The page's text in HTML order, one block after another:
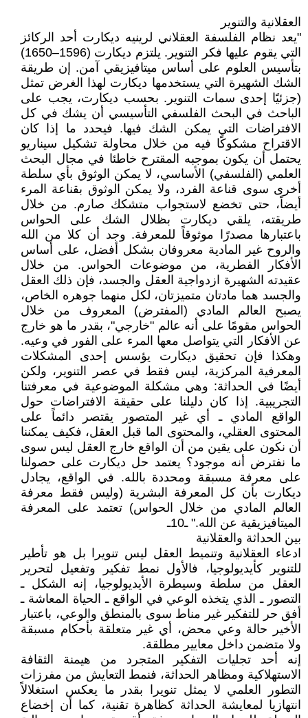
العقلانية والتنوير
"يعد نظام الفلسفة العقلاني لرينيه ديكارت أحد الركائز
التي يقوم عليها فكر التنوير. يلتزم ديكارت (1596–1650)
بتأسيس العلوم على أساس ميتافيزيقي آمن. إن طريقة
الشك الشهيرة التي يستخدمها ديكارت لهذا الغرض تمثل
(جزئيًا إحدى سمات التنوير. بحسب ديكارت، يجب على
الباحث في البحث الفلسفي التأسيسي أن يشك في كل
الافتراضات التي يمكن الشك فيها. فيحدد ما إذا كان
الاقتراح مشكوكًا فيه من خلال محاولة تشكيل سيناريو
يحتمل أن يكون بموجبه المقترح خاطئا في مجال البحث
العلمي (الفلسفي) الأساسي، لا يمكن الوثوق بأي سلطة
أخرى سوى قناعة الفرد، ولا يمكن الوثوق بقناعة المرء
أيضاً، حتى تخضع لاستجواب متشكك صارم. من خلال
طريقته، يلقي ديكارت بظلال الشك على الحواس
باعتبارها مصدرًا موثوقاً للمعرفة. وجد أن كلا من الله
والروح غير المادية معروفان بشكل أفضل، على أساس
الأفكار الفطرية، من موضوعات الحواس. من خلال
عقيدته الشهيرة ازدواجية العقل والجسد، فإن ذلك العقل
والجسد هما مادتان متميزتان، لكل منهما جوهره الخاص،
يصبح العالم المادي (المفترض) المعروف من خلال
الحواس مقومًا على أنه عالم "خارجي"، بقدر ما هو خارج
عن الأفكار التي يتواصل معها المرء على الفور في وعيه.
وهكذا فإن تحقيق ديكارت يؤسس إحدى المشكلات
المعرفية المركزية، ليس فقط في عصر التنوير، ولكن
أيضًا في الحداثة: وهي مشكلة الموضوعية في معرفتنا
التجريبية. إذا كان دليلنا على حقيقة الافتراضات حول
الواقع المادي ـ أي غير المتصور يقتصر دائماً على
المحتوى العقلي، والمحتوى الما قبل العقل، فكيف يمكننا
أن نكون على يقين من أن الواقع خارج العقل ليس سوى
ما نفترض أنه موجود؟ يعتمد حل ديكارت على حصولنا
على معرفة مسبقة ومحددة بالله. في الواقع، يجادل
ديكارت بأن كل المعرفة البشرية (وليس فقط معرفة
العالم المادي من خلال الحواس) تعتمد على المعرفة
الميتافيزيقية عن الله." ـ10ـ
بين الحداثة والعقلانية
ادعاء العقلانية وتنميط العقل ليس تنويرا بل هو تأطير
للتنوير كأيديولوجيا، فالأول نمط تفكير وتفعيل لتحرير
العقل من سلطة وسيطرة الأيديولوجيا، إنه الشكل ـ
التصور ـ الذي يتخذه الوعي في الواقع ـ الحياة المعاشة ـ
أفق حر للتفكير غير مناط سوى بالمنطق والوعي، باعتبار
الأخير حالة وعي محض، أي غير متعلقة بأحكام مسبقة
ولا متضمن داخل معايير مطلقة.
إنه أحد تجليات التفكير المتجرد من هيمنة الثقافة
الاستهلاكية ومظاهر الحداثة، فنمط التعايش من مفرزات
التطور العلمي لا يمثل تنويرا بقدر ما يعكس استغلالاً
انتهازيا لمعايشة الحداثة كظاهرة تقنية، كما أن إخضاع